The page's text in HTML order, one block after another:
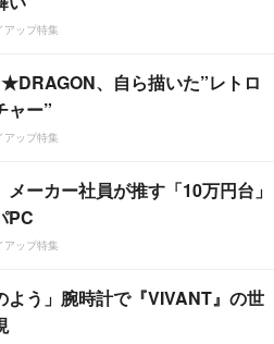
アップ特集
、自ら描いた”レトロ
ャー”
アップ特集
メーカー社員が推す「10万円台」
PC
アップ特集
よう」腕時計で『VIVANT』の世